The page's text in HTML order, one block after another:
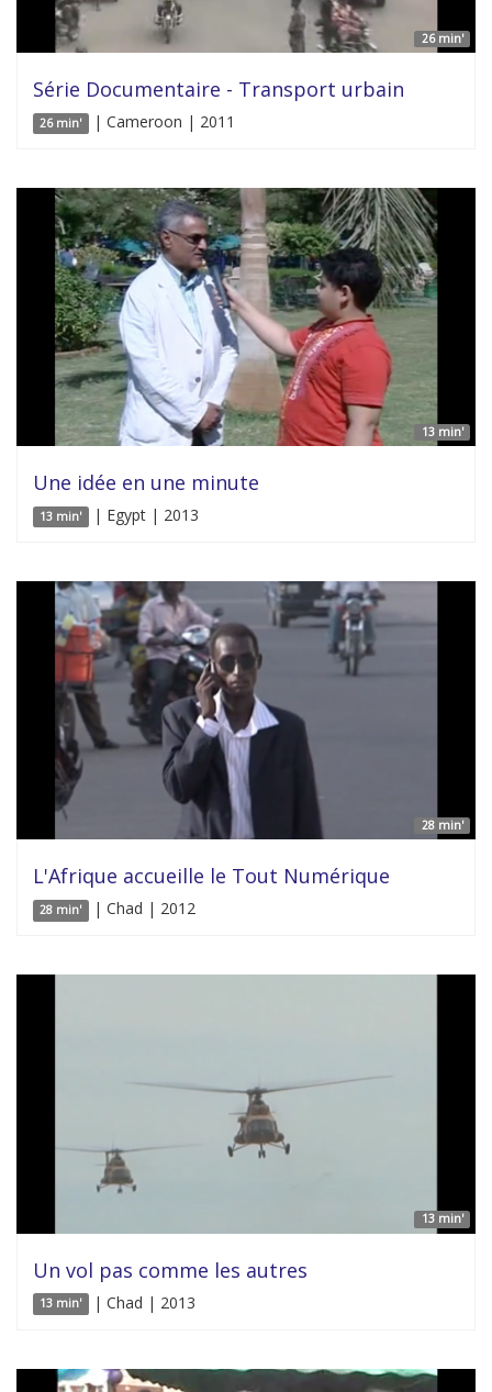
26 min'
Série Documentaire - Transport urbain
26 min' | Cameroon | 2011
13 min'
Une idée en une minute
13 min' | Egypt | 2013
28 min'
L'Afrique accueille le Tout Numérique
28 min' | Chad | 2012
13 min'
Un vol pas comme les autres
13 min' | Chad | 2013